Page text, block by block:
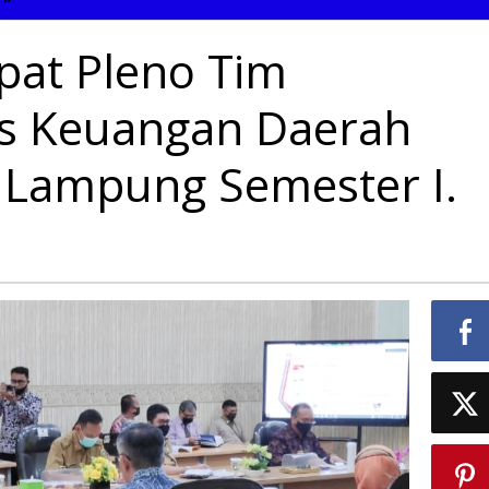
Pimpin
Pleno
Tim
Akses
Keuangan
(TPAKD)
Provinsi
Pleno Tim
Keuangan Daerah
Semester I.